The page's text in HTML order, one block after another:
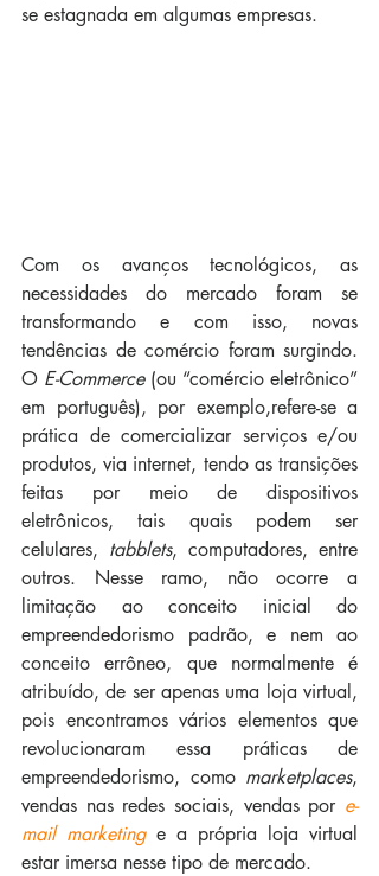
se estagnada em algumas empresas.
Com os avanços tecnológicos, as
necessidades do mercado foram se
transformando e com isso, novas
tendências de comércio foram surgindo.
O E-Commerce (ou “comércio eletrônico”
em português), por exemplo,refere-se a
prática de comercializar serviços e/ou
produtos, via internet, tendo as transições
feitas por meio de dispositivos
eletrônicos, tais quais podem ser
celulares, tabblets, computadores, entre
outros. Nesse ramo, não ocorre a
limitação ao conceito inicial do
empreendedorismo padrão, e nem ao
conceito errôneo, que normalmente é
atribuído, de ser apenas uma loja virtual,
pois encontramos vários elementos que
revolucionaram essa práticas de
empreendedorismo, como marketplaces,
vendas nas redes sociais, vendas por e-
mail marketing e a própria loja virtual
estar imersa nesse tipo de mercado.